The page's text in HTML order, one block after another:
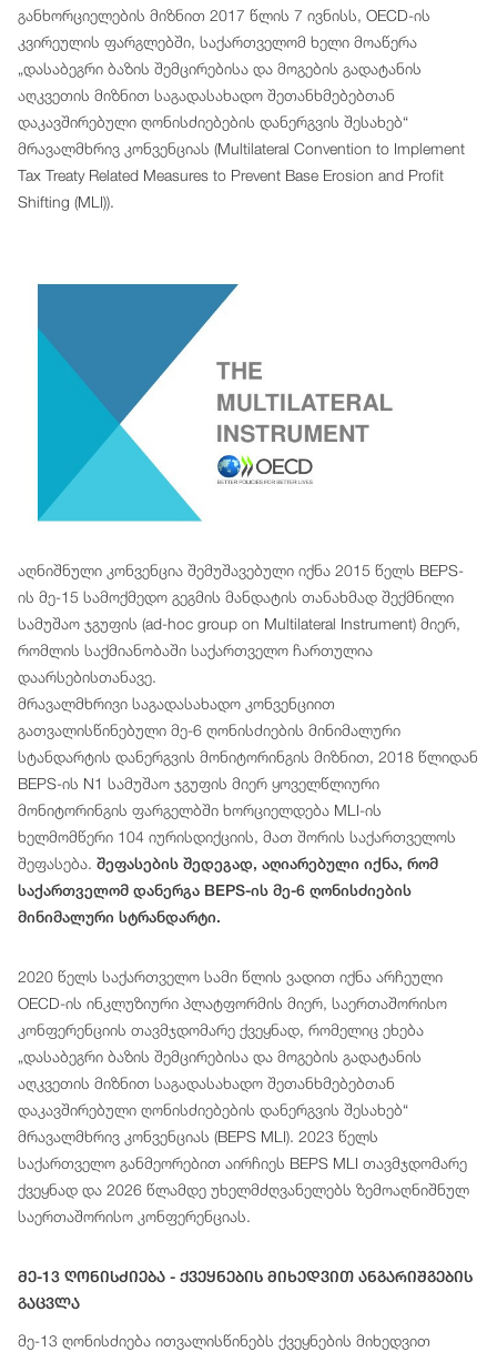
განხორციელების მიზნით 2017 წლის 7 ივნისს, OECD-ის
კვირეულის ფარგლებში, საქართველომ ხელი მოაწერა
„დასაბეგრი ბაზის შემცირებისა და მოგების გადატანის
აღკვეთის მიზნით საგადასახადო შეთანხმებებთან
დაკავშირებული ღონისძიებების დანერგვის შესახებ“
მრავალმხრივ კონვენციას (Multilateral Convention to Implement
Tax Treaty Related Measures to Prevent Base Erosion and Profit
Shifting (MLI)).
აღნიშნული კონვენცია შემუშავებული იქნა 2015 წელს BEPS-
ის მე-15 სამოქმედო გეგმის მანდატის თანახმად შექმნილი
სამუშაო ჯგუფის (ad-hoc group on Multilateral Instrument) მიერ,
რომლის საქმიანობაში საქართველო ჩართულია
დაარსებისთანავე.
მრავალმხრივი საგადასახადო კონვენციით
გათვალისწინებული მე-6 ღონისძიების მინიმალური
სტანდარტის დანერგვის მონიტორინგის მიზნით, 2018 წლიდან
BEPS-ის N1 სამუშაო ჯგუფის მიერ ყოველწლიური
მონიტორინგის ფარგელბში ხორციელდება MLI-ის
ხელმომწერი 104 იურისდიქციის, მათ შორის საქართველოს
შეფასება. შეფასების შედეგად, აღიარებული იქნა, რომ
საქართველომ დანერგა BEPS-ის მე-6 ღონისძიების
მინიმალური სტრანდარტი.
2020 წელს საქართველო სამი წლის ვადით იქნა არჩეული
OECD-ის ინკლუზიური პლატფორმის მიერ, საერთაშორისო
კონფერენციის თავმჯდომარე ქვეყნად, რომელიც ეხება
„დასაბეგრი ბაზის შემცირებისა და მოგების გადატანის
აღკვეთის მიზნით საგადასახადო შეთანხმებებთან
დაკავშირებული ღონისძიებების დანერგვის შესახებ“
მრავალმხრივ კონვენციას (BEPS MLI). 2023 წელს
საქართველო განმეორებით აირჩიეს BEPS MLI თავმჯდომარე
ქვეყნად და 2026 წლამდე უხელმძღვანელებს ზემოაღნიშნულ
საერთაშორისო კონფერენციას.
Მე-13 Ღონისძიება - Ქვეყნების Მიხედვით Ანგარიშგების
Გაცვლა
მე-13 ღონისძიება ითვალისწინებს ქვეყნების მიხედვით